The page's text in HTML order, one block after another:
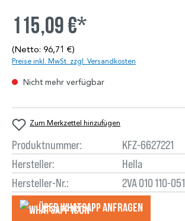
115,09 €*
(Netto: 96,71 €)
Preise inkl. MwSt. zzgl. Versandkosten
Nicht mehr verfügbar
Zum Merkzettel hinzufügen
Produktnummer:
KFZ-6627221
Hersteller:
Hella
Hersteller-Nr.:
2VA 010 110-051
Über WhatsApp anfragеn